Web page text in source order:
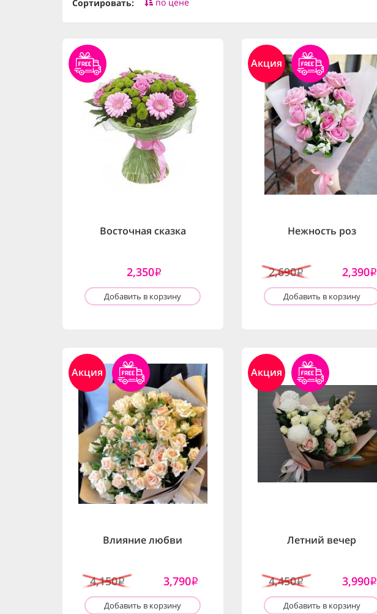
Сортировать:
Восточная сказка
2,350i
Добавить в корзину
Акция
Нежность роз
2,690i 2,390i
Добавить в корзину
Акция
Влияние любви
4,150i 3,790i
Добавить в корзину
Акция
Летний вечер
4,450i 3,990i
Добавить в корзину